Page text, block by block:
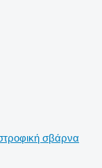
σβάρνα